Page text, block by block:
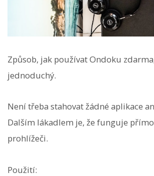
Způsob, jak používat Ondoku
jednoduchý.
Není třeba stahovat žádné aplikace
Dalším lákadlem je, že funguje
prohlížeči.
Použití: